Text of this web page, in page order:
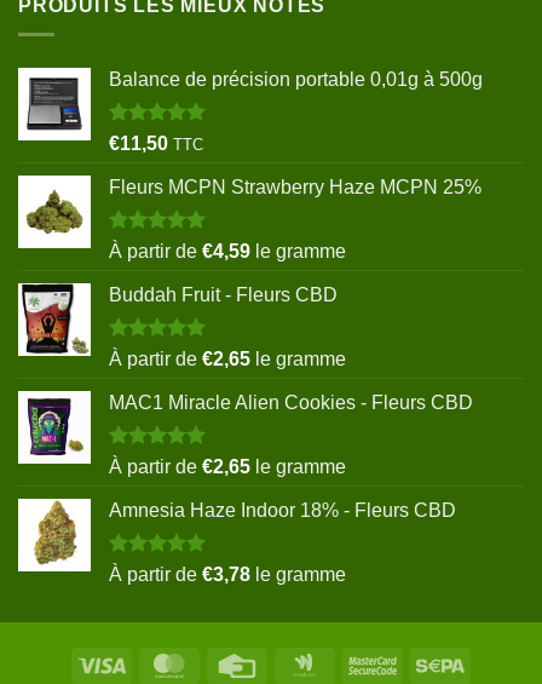
PRODUITS LES MIEUX NOTÉS
Balance de précision portable 0,01g à 500g
Note5.00
€11,50 TTC
Fleurs MCPN Strawberry Haze MCPN 25%
Note5.00
sur 5
À partir de €4,59 le gramme
Buddah Fruit - Fleurs CBD
Note5.00
sur 5
À partir de €2,65 le gramme
MAC1 Miracle Alien Cookies - Fleurs CBD
Note5.00
sur 5
À partir de €2,65 le gramme
Amnesia Haze Indoor 18% - Fleurs CBD
Note5.00
sur 5
À partir de €3,78 le gramme
Visa MasterCardCredit
Google
MasterCard